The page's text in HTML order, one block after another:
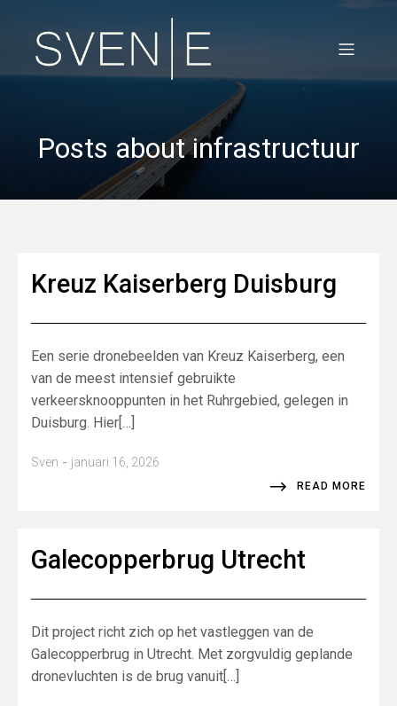
Posts about infrastructuur
Kreuz Kaiserberg Duisburg
Een serie dronebeelden van Kreuz Kaiserberg, een
van de meest intensief gebruikte
verkeersknooppunten in het Ruhrgebied, gelegen in
Duisburg. Hier[…]
Sven - januari 16, 2026
READ MORE
Galecopperbrug Utrecht
Dit project richt zich op het vastleggen van de
Galecopperbrug in Utrecht. Met zorgvuldig geplande
dronevluchten is de brug vanuit[…]